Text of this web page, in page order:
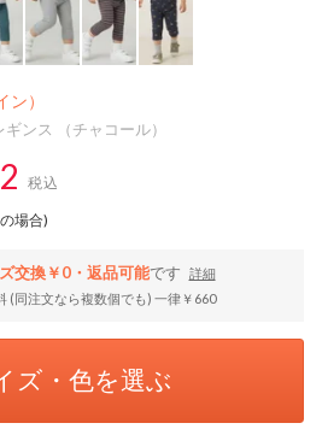
ン）
ンス （チャコール）
税込
場合)
交換￥0・返品可能です
詳細
(同注文なら複数個でも) 一律￥660
ズ・色を選ぶ